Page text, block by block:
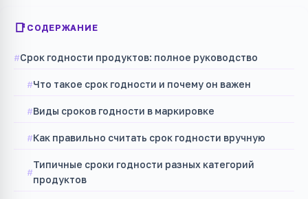
СОДЕРЖАНИЕ
Срок годности продуктов: полное руководство
Что такое срок годности и почему он важен
Виды сроков годности в маркировке
Как правильно считать срок годности вручную
Типичные сроки годности разных категорий
продуктов